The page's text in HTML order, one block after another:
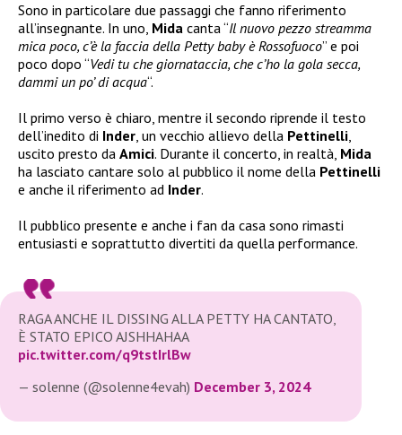
Sono in particolare due passaggi che fanno riferimento
all’insegnante. In uno, Mida canta “Il nuovo pezzo streamma
mica poco, c’è la faccia della Petty baby è Rossofuoco” e poi
poco dopo “Vedi tu che giornataccia, che c’ho la gola secca,
dammi un po’ di acqua“.
Il primo verso è chiaro, mentre il secondo riprende il testo
dell’inedito di Inder, un vecchio allievo della Pettinelli,
uscito presto da Amici. Durante il concerto, in realtà, Mida
ha lasciato cantare solo al pubblico il nome della Pettinelli
e anche il riferimento ad Inder.
Il pubblico presente e anche i fan da casa sono rimasti
entusiasti e soprattutto divertiti da quella performance.
RAGA ANCHE IL DISSING ALLA PETTY HA CANTATO,
È STATO EPICO AJSHHAHAA
pic.twitter.com/q9tstIrlBw
— solenne (@solenne4evah) December 3, 2024